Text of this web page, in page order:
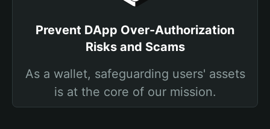
Prevent DApp Over-Authorization
Risks and Scams
As a wallet, safeguarding users' assets
is at the core of our mission.